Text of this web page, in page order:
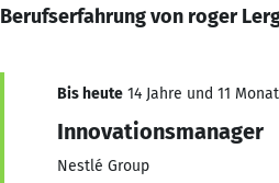
Berufserfahrung von roger
Bis heute 14 Jahre und 11
Innovationsmanager
Nestlé Group